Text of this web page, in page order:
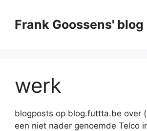
contentFrank Goossens' blog
werk
blogposts op blog.futtta.be over
een niet nader genoemde Telco